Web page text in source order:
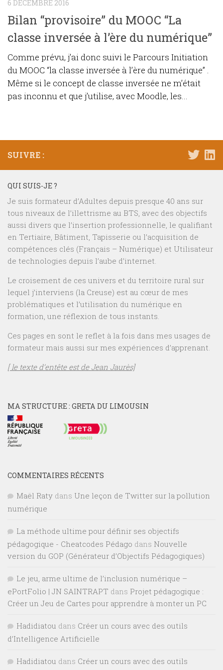
6 DÉCEMBRE 2016
Bilan “provisoire” du MOOC “La
classe inversée à l’ère du numérique”
Comme prévu, j’ai donc suivi le Parcours Initiation
du MOOC “la classe inversée à l’ère du numérique” .
Même si le concept de classe inversée ne m’était
pas inconnu et que j’utilise, avec Moodle, les...
SUIVRE :
QUI SUIS-JE ?
Je suis formateur d’Adultes depuis presque 40 ans sur
tous niveaux de l’illettrisme au BTS, avec des objectifs
aussi divers que l’insertion professionnelle, le qualifiant
en Tertiaire, Bâtiment, Tapisserie ou l’acquisition de
compétences clés (Français – Numérique) et Utilisateur
de technologies depuis l’aube d’internet.
Le croisement de ces univers et du territoire rural sur
lequel j’interviens (la Creuse) est au cœur de mes
problématiques et l’utilisation du numérique en
formation, une réflexion de tous instants.
Ces pages en sont le reflet à la fois dans mes usages de
formateur mais aussi sur mes expériences d’apprenant.
[ le texte d’entête est de Jean Jaurès]
MA STRUCTURE : GRETA DU LIMOUSIN
COMMENTAIRES RÉCENTS
Maël Raty dans Une leçon de Twitter sur la pollution
numérique
La méthode ultime pour définir ses objectifs
pédagogique - Cheatcodes Pédago dans Nouvelle
version du GOP (Générateur d’Objectifs Pédagogiques)
Le jeu, arme ultime de l’inclusion numérique –
ePortFolio | JN SAINTRAPT dans Projet pédagogique :
Créer un Jeu de Cartes pour apprendre à monter un PC
Hadidiatou dans Créer un cours avec des outils
d’Intelligence Artificielle
Hadidiatou dans Créer un cours avec des outils